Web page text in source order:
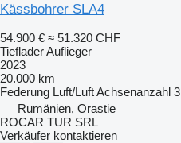
Kässbohrer SLA4
54.900 € ≈ 51.320 CHF
Tieflader Auflieger
2023
20.000 km
Federung Luft/LuftAchsenanzahl 3
Rumänien, Orastie
ROCAR TUR SRL
Verkäufer kontaktieren